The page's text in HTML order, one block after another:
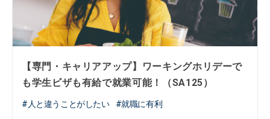
【専門・キャリアアップ】ワーキングホリデーで
も学生ビザも有給で就業可能！（SA125）
人と違うことがしたい 就職に有利